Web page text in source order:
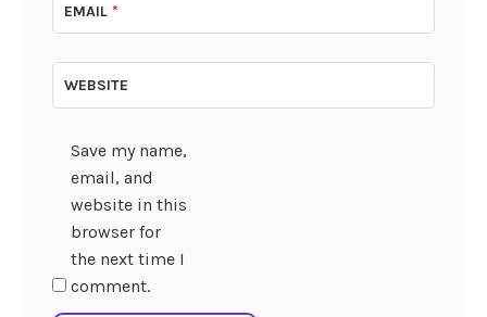
EMAIL*
WEBSITE
Save my name,
email, and
website in this
browser for
the next time I
comment.